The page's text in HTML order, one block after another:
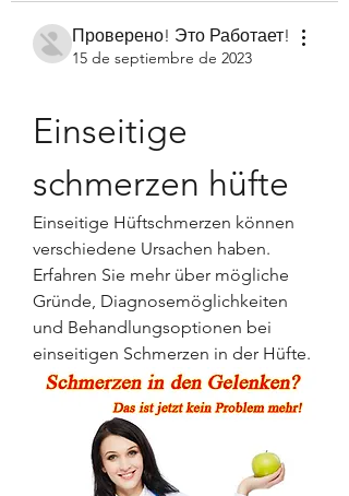
Проверено! Это Работает!
15 de septiembre de 2023
Einseitige
schmerzen hüfte
Einseitige Hüftschmerzen können
verschiedene Ursachen haben.
Erfahren Sie mehr über mögliche
Gründe, Diagnosemöglichkeiten
und Behandlungsoptionen bei
einseitigen Schmerzen in der Hüfte.